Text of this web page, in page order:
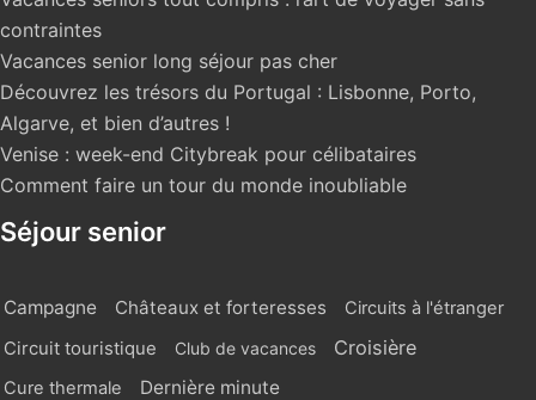
contraintes
Vacances senior long séjour pas cher
Découvrez les trésors du Portugal : Lisbonne, Porto,
Algarve, et bien d’autres !
Venise : week-end Citybreak pour célibataires
Comment faire un tour du monde inoubliable
Séjour senior
Campagne Châteaux et forteresses
Circuits à l'étranger
Circuit touristique
Club de vacances Croisière
Cure thermale Dernière minute